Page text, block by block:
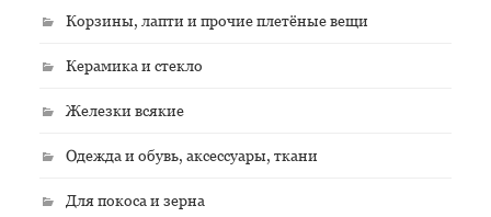
Корзины, лапти и прочие плетёные вещи
Керамика и стекло
Железки всякие
Одежда и обувь, аксессуары, ткани
Для покоса и зерна